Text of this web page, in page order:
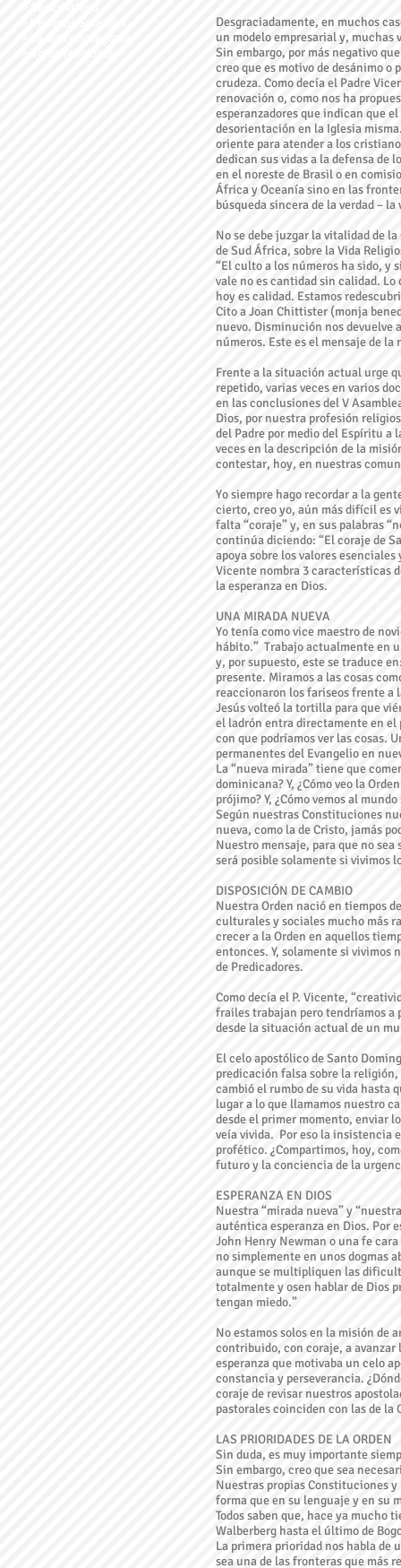
Desgraciadamente, en muchos
un modelo empresarial y, muchas
Sin embargo, por más negativo
creo que es motivo de desánimo o
crudeza. Como decía el Padre
renovación o, como nos ha
esperanzadores que indican que
desorientación en la Iglesia
oriente para atender a los
dedican sus vidas a la defensa de
en el noreste de Brasil o en
África y Oceanía sino en las
búsqueda sincera de la verdad –
No se debe juzgar la vitalidad de
de Sud África, sobre la Vida
“El culto a los números ha sido, y
vale no es cantidad sin calidad.
hoy es calidad. Estamos
Cito a Joan Chittister (monja
nuevo. Disminución nos devuelve
números. Este es el mensaje de
Frente a la situación actual urge
repetido, varias veces en varios
en las conclusiones del V
Dios, por nuestra profesión
del Padre por medio del Espíritu
veces en la descripción de la
contestar, hoy, en nuestras
Yo siempre hago recordar a la
cierto, creo yo, aún más difícil es
falta “coraje” y, en sus palabras
continúa diciendo: “El coraje de
apoya sobre los valores
Vicente nombra 3 características
la esperanza en Dios.
UNA MIRADA NUEVA
Yo tenía como vice maestro de
hábito.” Trabajo actualmente en
y, por supuesto, este se traduce
presente. Miramos a las cosas
reaccionaron los fariseos frente a
Jesús volteó la tortilla para que
el ladrón entra directamente en el
con que podríamos ver las cosas.
permanentes del Evangelio en
La “nueva mirada” tiene que
dominicana? Y, ¿Cómo veo la
prójimo? Y, ¿Cómo vemos al
Según nuestras Constituciones
nueva, como la de Cristo, jamás
Nuestro mensaje, para que no
será posible solamente si vivimos
DISPOSICIÓN DE CAMBIO
Nuestra Orden nació en tiempos
culturales y sociales mucho más
crecer a la Orden en aquellos
entonces. Y, solamente si vivimos
de Predicadores.
Como decía el P. Vicente,
frailes trabajan pero tendríamos a
desde la situación actual de un
El celo apostólico de Santo
predicación falsa sobre la
cambió el rumbo de su vida hasta
lugar a lo que llamamos nuestro
desde el primer momento, enviar
veía vivida. Por eso la insistencia
profético. ¿Compartimos, hoy,
futuro y la conciencia de la
ESPERANZA EN DIOS
Nuestra “mirada nueva” y
auténtica esperanza en Dios. Por
John Henry Newman o una fe
no simplemente en unos dogmas
aunque se multipliquen las
totalmente y osen hablar de Dios
tengan miedo.”
No estamos solos en la misión de
contribuido, con coraje, a avanzar
esperanza que motivaba un celo
constancia y perseverancia.
coraje de revisar nuestros
pastorales coinciden con las de la
LAS PRIORIDADES DE LA ORDEN
Sin duda, es muy importante
Sin embargo, creo que sea
Nuestras propias Constituciones
forma que en su lenguaje y en su
Todos saben que, hace ya mucho
Walberberg hasta el último de
La primera prioridad nos habla de
sea una de las fronteras que más